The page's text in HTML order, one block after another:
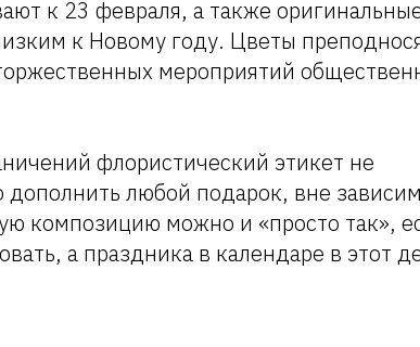
к 23 февраля, а также
к Новому году. Цветы
мероприятий
флористический этикет не
любой подарок, вне
композицию можно и «просто так»,
а праздника в календаре в этот